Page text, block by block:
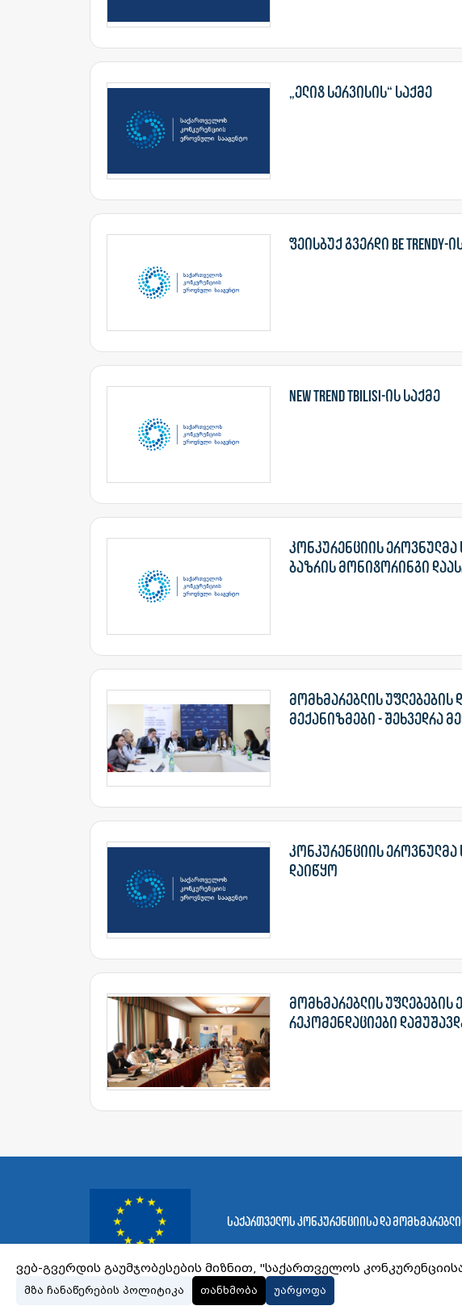
„ელიტ სერვისის“ საქმე
ფეისბუქ გვერდი Be Trendy-
New Trend Tbilisi-ის საქმე
კონკურენციის ეროვნულმა
ბაზრის მონიტორინგი
მომხმარებლის უფლებების
მექანიზმები - შეხვედრა
კონკურენციის ეროვნულმა
დაიწყო
მომხმარებლის უფლებების
რეკომენდაციები
საქართველოს კონკურენციისა და
© 2023 gnca.gov.ge, ყველა უფლება დაცულია.
ვებ-გვერდის გაუმჯობესების მიზნით, "საქართველოს
მზა ჩანაწერების პოლიტიკა თანხმობა უარყოფა